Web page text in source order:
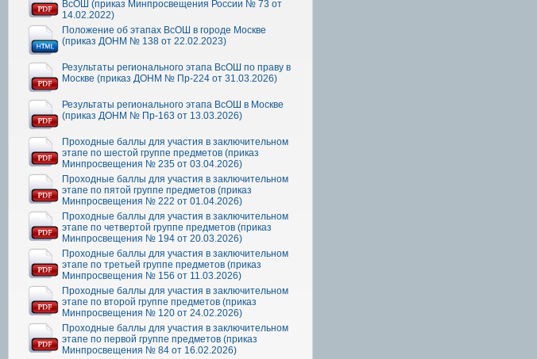
ВсОШ (приказ Минпросвещения России № 73 от
14.02.2022)
Положение об этапах ВсОШ в городе Москве
(приказ ДОНМ № 138 от 22.02.2023)
Результаты регионального этапа ВсОШ по праву в
Москве (приказ ДОНМ № Пр-224 от 31.03.2026)
Результаты регионального этапа ВсОШ в Москве
(приказ ДОНМ № Пр-163 от 13.03.2026)
Проходные баллы для участия в заключительном
этапе по шестой группе предметов (приказ
Минпросвещения № 235 от 03.04.2026)
Проходные баллы для участия в заключительном
этапе по пятой группе предметов (приказ
Минпросвещения № 222 от 01.04.2026)
Проходные баллы для участия в заключительном
этапе по четвертой группе предметов (приказ
Минпросвещения № 194 от 20.03.2026)
Проходные баллы для участия в заключительном
этапе по третьей группе предметов (приказ
Минпросвещения № 156 от 11.03.2026)
Проходные баллы для участия в заключительном
этапе по второй группе предметов (приказ
Минпросвещения № 120 от 24.02.2026)
Проходные баллы для участия в заключительном
этапе по первой группе предметов (приказ
Минпросвещения № 84 от 16.02.2026)